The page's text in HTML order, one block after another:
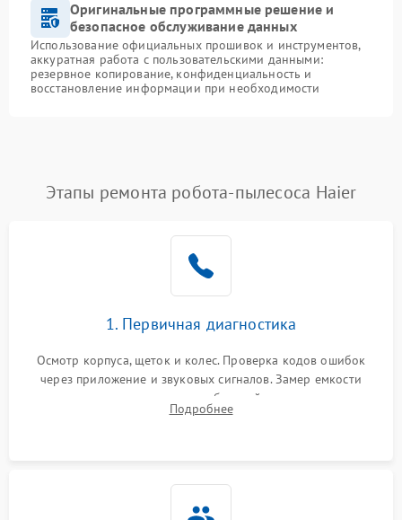
Оригинальные программные решение и
безопасное обслуживание данных
Использование официальных прошивок и инструментов,
аккуратная работа с пользовательскими данными:
резервное копирование, конфиденциальность и
восстановление информации при необходимости
Этапы ремонта робота-пылесоса Haier
1. Первичная диагностика
Осмотр корпуса, щеток и колес. Проверка кодов ошибок
через приложение и звуковых сигналов. Замер емкости
аккумулятора и тестирование базовой станции зарядки.
Оценка работы лидара, бампера и датчиков падения для
Подробнее